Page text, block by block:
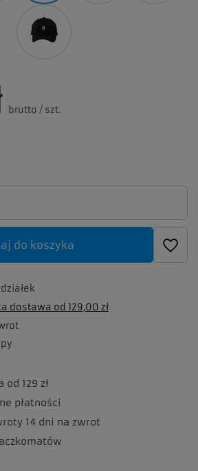
brutto / szt.
do koszyka
dostawa od 129,00 zł
od 129 zł
płatności
14 dni na zwrot